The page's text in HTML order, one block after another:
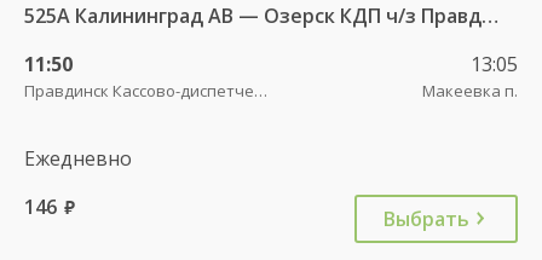
525А Калининград АВ — Озерск КДП ч/з Правдинск КДП
11:50
Правдинск Кассово-диспетчерский пункт
13:05
Макеевка п.
Ежедневно
146 руб. Выбрать